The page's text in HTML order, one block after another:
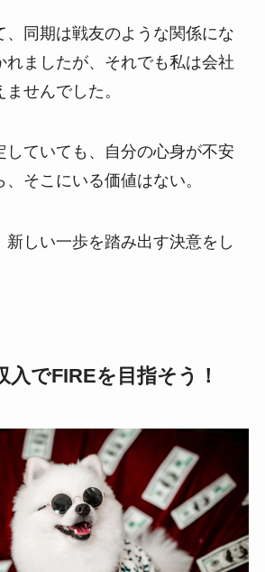
、同期は戦友のような関係にな
れましたが、それでも私は会社
せんでした。
していても、自分の心身が不安
そこにいる価値はない。
新しい一歩を踏み出す決意をし
入でFIREを目指そう！